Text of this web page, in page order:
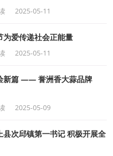
2025-05-11
为爱传递社会正能量
2025-05-11
新篇 —— 誉洲香大蒜品牌
2025-05-09
次邱镇第一书记 积极开展全